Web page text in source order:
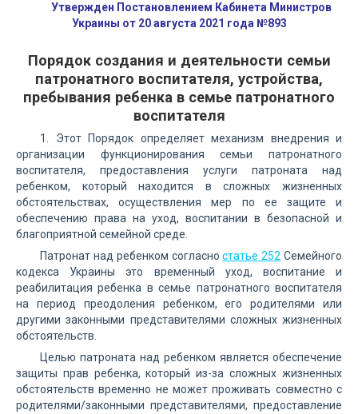
Утвержден Постановлением Кабинета Министров
Украины от 20 августа 2021 года №893
Порядок создания и деятельности семьи
патронатного воспитателя, устройства,
пребывания ребенка в семье патронатного
воспитателя
1. Этот Порядок определяет механизм внедрения и
организации функционирования семьи патронатного
воспитателя, предоставления услуги патроната над
ребенком, который находится в сложных жизненных
обстоятельствах, осуществления мер по ее защите и
обеспечению права на уход, воспитании в безопасной и
благоприятной семейной среде.
Патронат над ребенком согласностатье 252 Семейного
кодекса Украины это временный уход, воспитание и
реабилитация ребенка в семье патронатного воспитателя
на период преодоления ребенком, его родителями или
другими законными представителями сложных жизненных
обстоятельств.
Целью патроната над ребенком является обеспечение
защиты прав ребенка, который из-за сложных жизненных
обстоятельств временно не может проживать совместно с
родителями/законными представителями, предоставление